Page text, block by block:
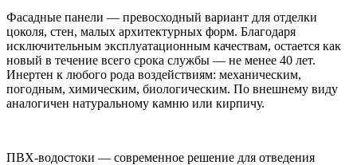
Фасадные панели — превосходный вариант для отделки
цоколя, стен, малых архитектурных форм. Благодаря
исключительным эксплуатационным качествам, остается как
новый в течение всего срока службы — не менее 40 лет.
Инертен к любого рода воздействиям: механическим,
погодным, химическим, биологическим. По внешнему виду
аналогичен натуральному камню или кирпичу.
ПВХ-водостоки — современное решение для отведения